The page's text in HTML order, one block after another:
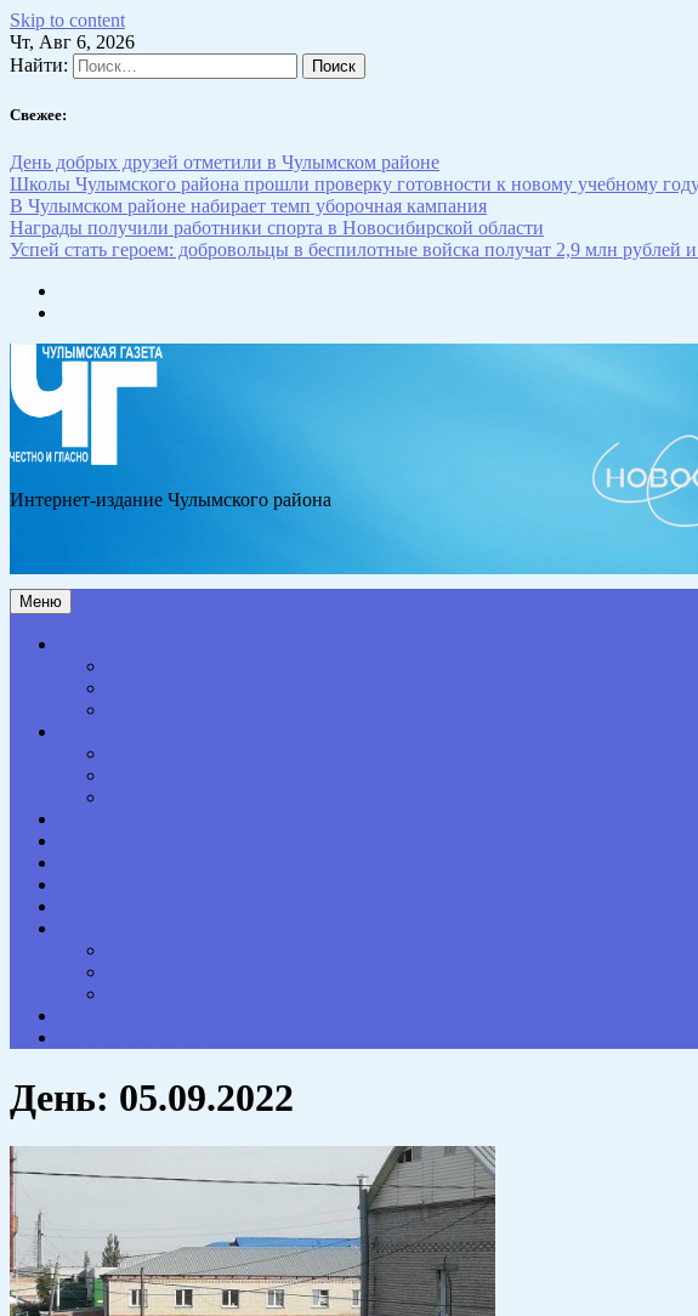
Skip to content
Чт, Авг 6, 2026
Найти:
Свежее:
День добрых друзей отметили в Чулымском районе
Школы Чулымского района прошли проверку готовности к новому учебному
В Чулымском районе набирает темп уборочная кампания
Награды получили работники спорта в Новосибирской области
Успей стать героем: добровольцы в беспилотные войска получат 2,9 млн рублей
Интернет-издание Чулымского района
Меню
День: 05.09.2022